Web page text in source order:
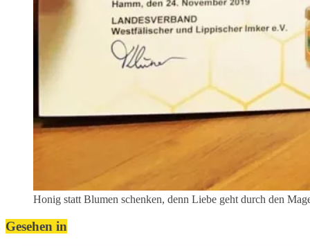
Honig statt Blumen schenken, denn Liebe geht durch den
Gesehen in